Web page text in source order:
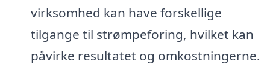
virksomhed kan have forskellige
tilgange til strømpeforing, hvilket kan
påvirke resultatet og omkostningerne.